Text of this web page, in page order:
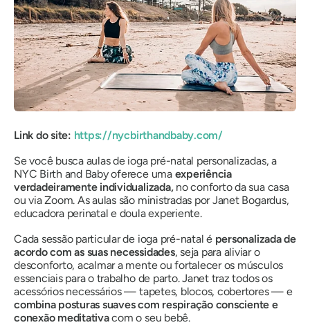
Link do site: https://nycbirthandbaby.com/
Se você busca aulas de ioga pré-natal personalizadas, a
NYC Birth and Baby oferece uma experiência
verdadeiramente individualizada, no conforto da sua casa
ou via Zoom. As aulas são ministradas por Janet Bogardus,
educadora perinatal e doula experiente.
Cada sessão particular de ioga pré-natal é personalizada de
acordo com as suas necessidades, seja para aliviar o
desconforto, acalmar a mente ou fortalecer os músculos
essenciais para o trabalho de parto. Janet traz todos os
acessórios necessários — tapetes, blocos, cobertores — e
combina posturas suaves com respiração consciente e
conexão meditativacom o seu bebê.